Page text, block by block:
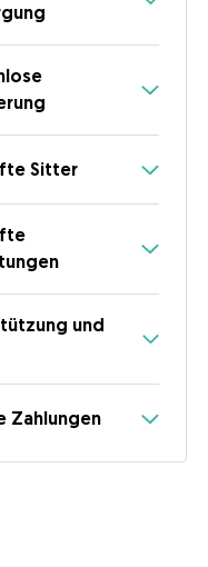
Sitter
und
Zahlungen